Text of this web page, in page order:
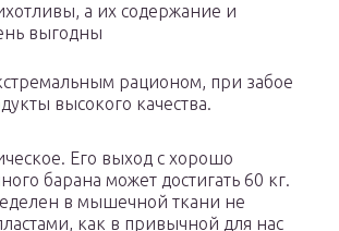
а их содержание и
выгодны
рационом, при забое
высокого качества.
Его выход с хорошо
барана может достигать 60 кг.
в мышечной ткани не
как в привычной для нас